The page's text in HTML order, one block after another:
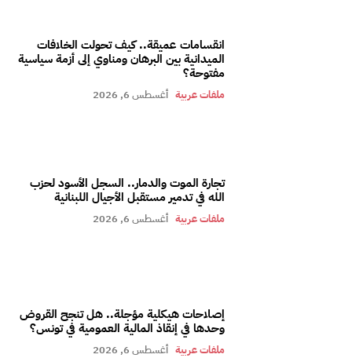
انقسامات عميقة.. كيف تحولت الخلافات
الميدانية بين البرهان ومناوي إلى أزمة سياسية
مفتوحة؟
ملفات عربية أغسطس 6, 2026
تجارة الموت والدمار.. السجل الأسود لحزب
الله في تدمير مستقبل الأجيال اللبنانية
ملفات عربية أغسطس 6, 2026
إصلاحات هيكلية مؤجلة.. هل تنجح القروض
وحدها في إنقاذ المالية العمومية في تونس؟
ملفات عربية أغسطس 6, 2026